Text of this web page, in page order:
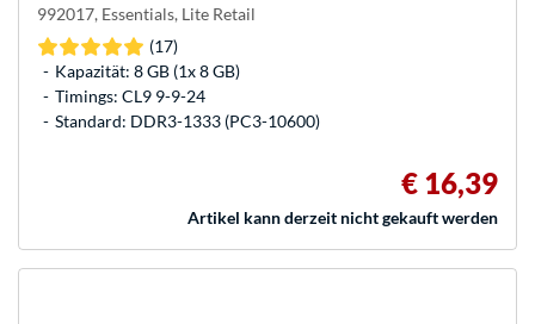
992017, Essentials, Lite Retail
(17)
Kapazität: 8 GB (1x 8 GB)
Timings: CL9 9-9-24
Standard: DDR3-1333 (PC3-10600)
€ 16,39
Artikel kann derzeit nicht gekauft werden